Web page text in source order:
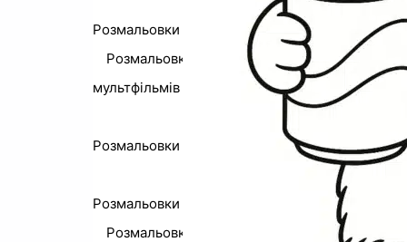
Розмальовки Спрункі
Розмальовки з персонажами із
мультфільмів
Розмальовки Лабубу
Розмальовки Пушин
Розмальовки з технікою